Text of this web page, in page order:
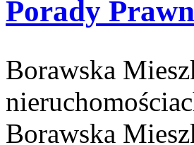
Porady
Borawska
Borawska